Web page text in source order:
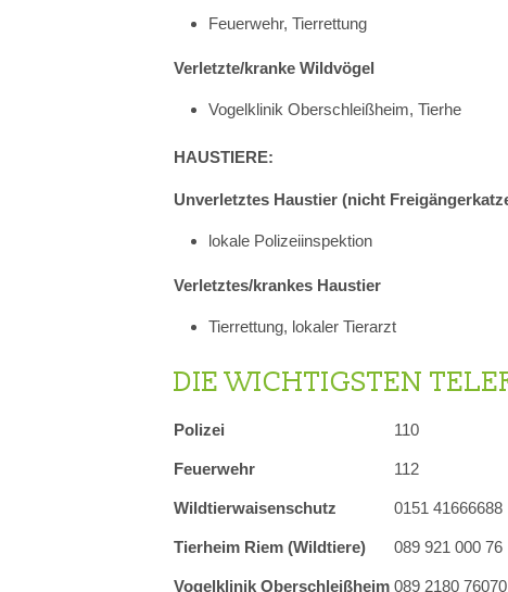
Feuerwehr, Tierrettung
Verletzte/kranke Wildvögel
Vogelklinik Oberschleißheim, Tierhe
HAUSTIERE:
Unverletztes Haustier (nicht
lokale Polizeiinspektion
Verletztes/krankes Haustier
Tierrettung, lokaler Tierarzt
DIE WICHTIGSTEN
Polizei 110
Feuerwehr 112
Wildtierwaisenschutz 0151 41666688
Tierheim Riem (Wildtiere) 089 921 000 76
Vogelklinik Oberschleißheim 089 2180